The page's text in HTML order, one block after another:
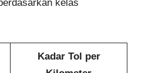
kelas
Kadar Tol per